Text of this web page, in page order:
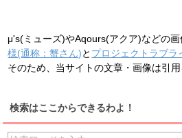
μ's(ミューズ)やAqours(アクア)などの
様(通称：蟹さん)と プロジェクトラブラ
そのため、当サイトの文章・画像は引用
検索はここからできるわよ！